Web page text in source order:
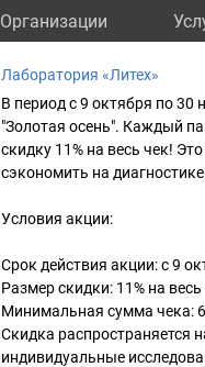
Организации
Лаборатория «Литех»
В период с 9 октября по 30
"Золотая осень". Каждый
скидку 11% на весь чек!
сэкономить на
Условия акции:
Срок действия акции: с 9
Размер скидки: 11% на весь
Минимальная сумма чека:
Скидка распространяется
индивидуальные